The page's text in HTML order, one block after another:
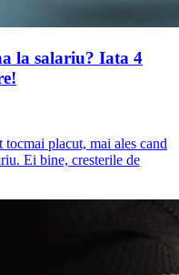
la salariu? Iata 4
tocmai placut, mai ales cand
Ei bine, cresterile de